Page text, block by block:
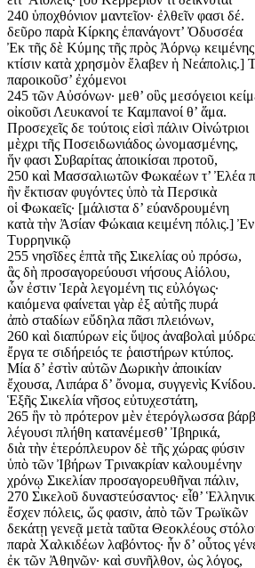
240 ὑποχθόνιον μαντεῖον· ἐλθεῖν φασι δέ.
δεῦρο παρὰ Κίρκης ἑπανάγοντ’ Ὀδυσσέα
Ἐκ τῆς δὲ Κύμης τῆς πρὸς Ἀόρνῳ κειμένης
κτίσιν κατὰ χρησμὸν ἔλαβεν ἡ Νεάπολις.]
παροικοῦσ’ ἐχόμενοι
245 τῶν Αὐσόνων· μεθ’ οὓς μεσόγειοι
οἰκοῦσι Λευκανοί τε Καμπανοί θ’ ἅμα.
Προσεχεῖς δε τούτοις εἰσὶ πάλιν Οἰνώτριοι
μὲχρι τῆς Ποσειδωνιάδος ὠνομασμένης,
ἥν φασι Συβαρίτας ἀποικίσαι προτοῦ,
250 καὶ Μασσαλιωτῶν Φωκαέων τ’ Ἐλέα
ἣν ἔκτισαν φυγόντες ὑπὸ τὰ Περσικὰ
οἱ Φωκαεῖς· [μάλιστα δ’ εύανδρουμένη
κατὰ τὴν Ἀσίαν Φώκαια κειμένη πόλις.]
Τυρρηνικῷ
255 νησῖδες ἑπτὰ τῆς Σικελίας οὐ πρόσω,
ἃς δὴ προσαγορεύουσι νήσους Αἰόλου,
ὧν ἐστιν Ἱερὰ λεγομένη τις εὐλόγως·
καιόμενα φαίνεται γὰρ ἐξ αὐτῆς πυρά
ἀπὸ σταδίων εὔδηλα πᾶσι πλειόνων,
260 καὶ διαπύρων εἰς ὕψος ἀναβολαὶ
ἔργα τε σιδήρειός τε ῥαιστήρων κτύπος.
Μία δ’ ἐστὶν αὐτῶν Δωρικὴν ἀποικίαν
ἔχουσα, Λιπάρα δ’ ὄνομα, συγγενὶς Κνίδου.
Ἑξῆς Σικελία νῆσος εὐτυχεστάτη,
265 ἣν τὸ πρότερον μὲν ἑτερόγλωσσα
λέγουσι πλήθη κατανέμεσθ’ Ἰβηρικά,
διὰ τὴν ἑτερόπλευρον δὲ τῆς χώρας φύσιν
ὑπὸ τῶν Ἰβήρων Τρινακρίαν καλουμένην
χρόνῳ Σικελίαν προσαγορευθῆναι πάλιν,
270 Σικελοῦ δυναστεύσαντος· εἶθ’
ἔσχεν πόλεις, ὥς φασιν, ἀπὸ τῶν Τρωϊκῶν
δεκάτῃ γενεᾷ μετὰ ταῦτα Θεοκλέους
παρὰ Χαλκιδέων λαβόντος· ἦν δ’ οὗτος
ἐκ τῶν Ἀθηνῶν· καὶ συνῆλθον, ὡς λόγος,